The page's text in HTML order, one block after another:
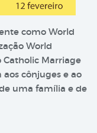
como World
World
Marriage
cônjuges e ao
uma família e de